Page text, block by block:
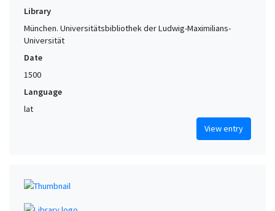
Library
München. Universitätsbibliothek der Ludwig-Maximilians-
Universität
Date
1500
Language
lat
View entry